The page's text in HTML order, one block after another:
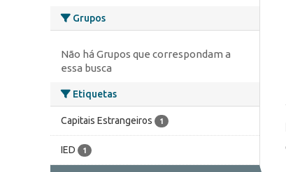
Grupos
Não há Grupos que correspondam a
essa busca
Etiquetas
Capitais Estrangeiros 1
IED 1